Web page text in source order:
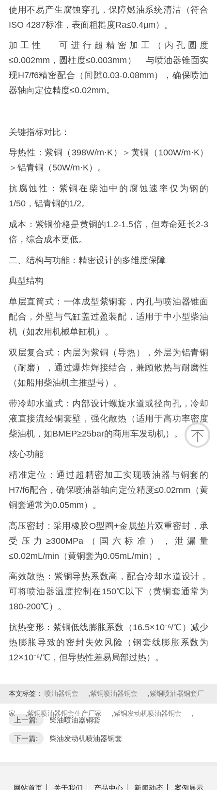
使用不易产生腐蚀穿孔，保障燃油系统清洁（符合
ISO 4287标准，表面粗糙度Ra≤0.4μm）。
加工性
可进行超精密加工（内孔圆度
≤0.002mm，圆柱度≤0.003mm）
与喷油器锥面实
现H7/f6精密配合（间隙0.03-0.08mm），确保喷油
器轴向定位精度≤0.02mm。
关键指标对比：
导热性：紫铜（398W/m·K）＞黄铜（100W/m·K）
＞铝青铜（50W/m·K）。
抗腐蚀性：紫铜在柴油中的腐蚀速率仅为钢的
1/50，铝青铜的1/2。
成本：紫铜价格是黄铜的1.2-1.5倍，但寿命延长2-3
倍，综合成本更低。
二、结构与功能：精密设计的多维度保障
典型结构
单层直筒式：一体成型紫铜套，内孔与喷油器锥面
配合，外壁与气缸盖过盈装配，适用于中小型柴油
机（如农用机械单缸机）。
双层复合式：内层为紫铜（导热），外层为铝青铜
（耐磨），通过爆炸焊接结合，兼顾散热与耐磨性
（如船用柴油机主推型号）。
带冷却水道式：内部设计螺旋水道或径向孔，冷却
液直接流经铜套壁，强化散热（适用于高功率密度
柴油机，如BMEP≥25bar的商用车发动机）。
核心功能
精准定位：通过超精密加工实现喷油器与铜套的
H7/f6配合，确保喷油器轴向定位精度≤0.02mm（黄
铜套通常为0.05mm）。
高压密封：采用橡胶O型圈+金属垫片双重密封，承
受压力≥300MPa（国六标准），泄漏量
≤0.02mL/min（黄铜套为0.05mL/min）。
高效散热：紫铜导热系数高，配合冷却水道设计，
可将喷油器温度控制在150℃以下（黄铜套通常为
180-200℃）。
抗热变形：紫铜低线膨胀系数（16.5×10⁻⁶/℃）减少
热膨胀导致的密封失效风险（钢套线膨胀系数为
12×10⁻⁶/℃，但导热性差易局部过热）。
本文标签： 喷油器铜套 ,紫铜喷油器铜套 ,紫铜喷油器铜套厂
家 ,紫铜喷油器铜套生产厂家 ,紫铜发动机喷油器铜套 ,
上一篇: 柴油喷油器铜套
下一篇: 柴油发动机喷油器铜套
网站首页 关于我们 产品中心 新闻动态 案例展示